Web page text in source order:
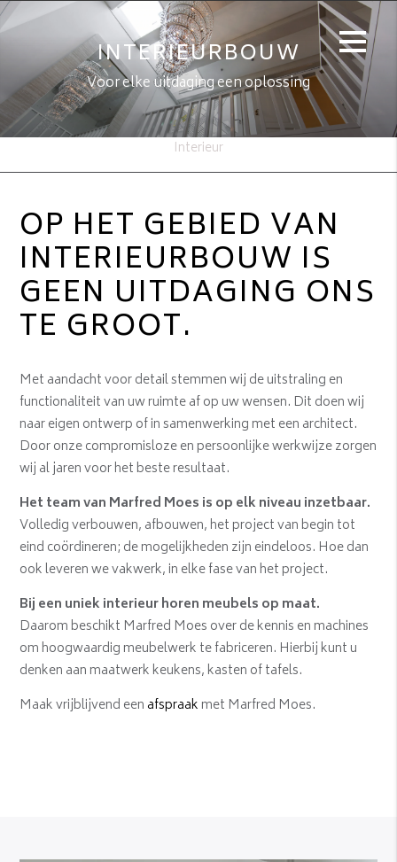
INTERIEURBOUW
Voor elke uitdaging een oplossing
Interieur
OP HET GEBIED VAN
INTERIEURBOUW IS
GEEN UITDAGING ONS
TE GROOT.
Met aandacht voor detail stemmen wij de uitstraling en
functionaliteit van uw ruimte af op uw wensen. Dit doen wij
naar eigen ontwerp of in samenwerking met een architect.
Door onze compromisloze en persoonlijke werkwijze zorgen
wij al jaren voor het beste resultaat.
Het team van Marfred Moes is op elk niveau inzetbaar.
Volledig verbouwen, afbouwen, het project van begin tot
eind coördineren; de mogelijkheden zijn eindeloos. Hoe dan
ook leveren we vakwerk, in elke fase van het project.
Bij een uniek interieur horen meubels op maat.
Daarom beschikt Marfred Moes over de kennis en machines
om hoogwaardig meubelwerk te fabriceren. Hierbij kunt u
denken aan maatwerk keukens, kasten of tafels.
Maak vrijblijvend een afspraak met Marfred Moes.